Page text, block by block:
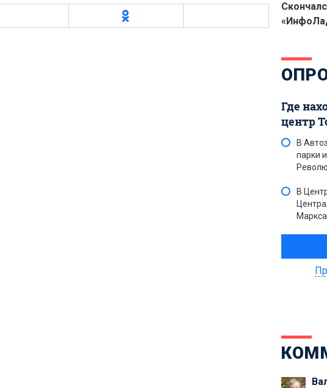
Где
центр
В
парки
В